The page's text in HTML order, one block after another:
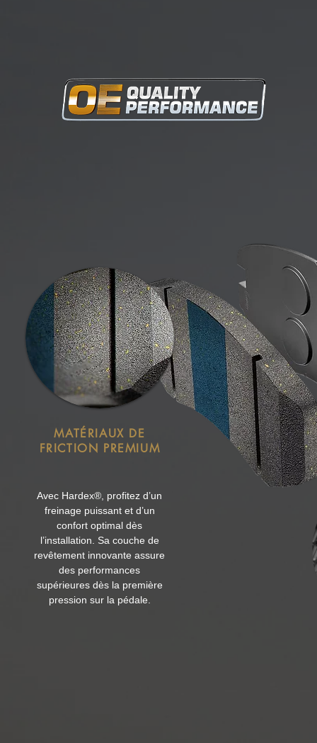
Avec Hardex®, profitez d’un
freinage puissant et d’un
confort optimal dès
l’installation. Sa couche de
revêtement innovante assure
des performances
supérieures dès la première
pression sur la pédale.
MATÉRIAUX DE
FRICTION PREMIUM